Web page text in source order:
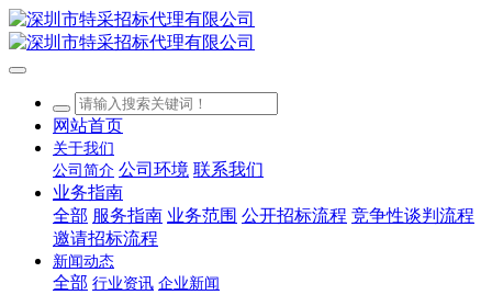
网站首页
关于我们
公司简介 公司环境 联系我们
业务指南
全部 服务指南 业务范围 公开招标流程 竞争性谈判流程
邀请招标流程
新闻动态
全部 行业资讯 企业新闻